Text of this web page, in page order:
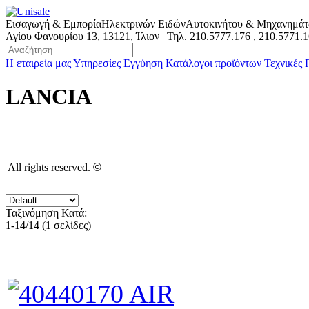
Εισαγωγή & ΕμπορίαΗλεκτρινών ΕιδώνΑυτοκινήτου &
Αγίου Φανουρίου 13, 13121, Ίλιον | Τηλ. 210.5777.176 ,
Η εταιρεία μαςΥπηρεσίες Εγγύηση Κατάλογοι προϊόντων Τεχνικές
LANCIA
All rights reserved. ©
Ταξινόμηση Κατά:
1-14/14 (1 σελίδες)